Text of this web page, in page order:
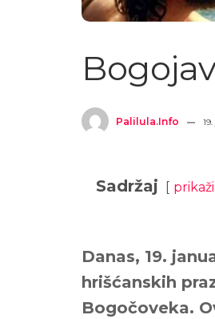
Palilula.info
Sadržaj prikaži
Danas, 19.
hrišćanskih
Bogočoveka.